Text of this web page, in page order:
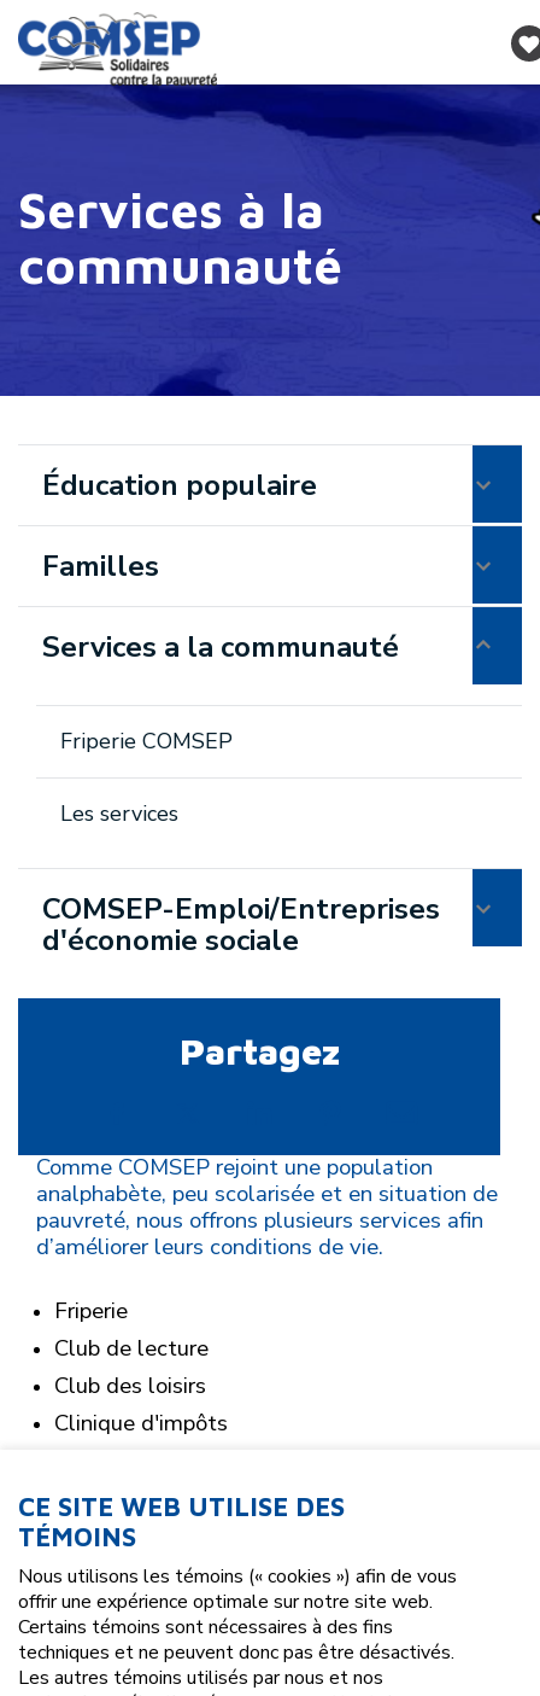
Services à la
communauté
Éducation populaire
Familles
Services a la communauté
Friperie COMSEP
Les services
COMSEP-Emploi/Entreprises
d'économie sociale
Partagez
Comme COMSEP rejoint une population
analphabète, peu scolarisée et en situation de
pauvreté, nous offrons plusieurs services afin
d’améliorer leurs conditions de vie.
Friperie
Club de lecture
Club des loisirs
Clinique d'impôts
Transport en commun - tarification sociale
CE SITE WEB UTILISE DES
TÉMOINS
Nous utilisons les témoins (« cookies ») afin de vous
offrir une expérience optimale sur notre site web.
Certains témoins sont nécessaires à des fins
techniques et ne peuvent donc pas être désactivés.
Les autres témoins utilisés par nous et nos